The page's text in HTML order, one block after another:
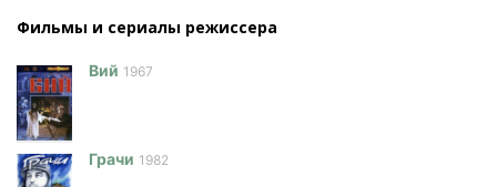
Фильмы и сериалы режисcера
Вий 1967
Грачи 1982